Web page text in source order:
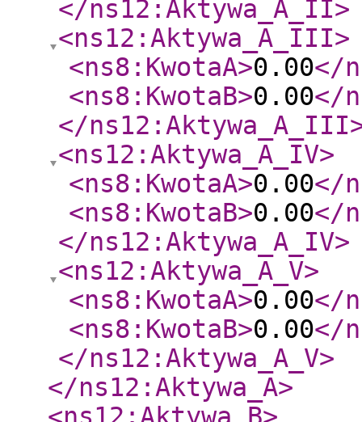
</ns12:Aktywa_A_II>
<ns12:Aktywa_A_III>
<ns8:KwotaA>0.00</
<ns8:KwotaB>0.00</
</ns12:Aktywa_A_III
<ns12:Aktywa_A_IV>
<ns8:KwotaA>0.00</
<ns8:KwotaB>0.00</
</ns12:Aktywa_A_IV>
<ns12:Aktywa_A_V>
<ns8:KwotaA>0.00</
<ns8:KwotaB>0.00</
</ns12:Aktywa_A_V>
</ns12:Aktywa_A>